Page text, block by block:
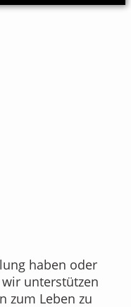
haben oder
unterstützen
zum Leben zu